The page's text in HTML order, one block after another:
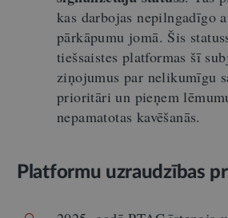
kas darbojas nepilngadīgo
pārkāpumu jomā. Šis
tiešsaistes platformas šī
ziņojumus par nelikumīgu
prioritāri un pieņem
nepamatotas kavēšanās.
Platformu uzraudzības